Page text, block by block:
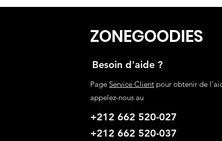
ZONEGOODIES
Besoin d'aide ?
Page Service Client pour obtenir de
appelez-nous au
+212 662 520-027
+212 662 520-037